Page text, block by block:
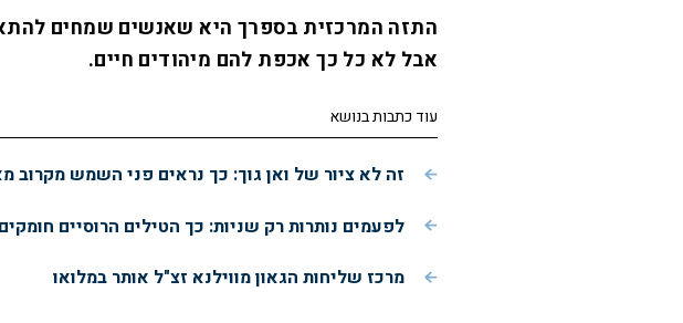
התזה המרכזית בספרך היא שאנשים שמחים
אבל לא כל כך אכפת להם מיהודים חיים.
עוד כתבות בנושא
זה לא ציור של ואן גוך: כך נראים פני השמש מקרוב
לפעמים נותרות רק שניות: כך הטילים הרוסיים
מרכז שליחות הגאון מווילנא זצ"ל אותר במלואו